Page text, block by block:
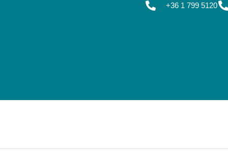
+36 1 799 5120